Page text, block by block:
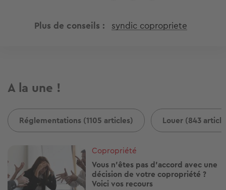
Plus de conseils syndic copropriete
A la une !
Réglementations (1105 articles) Louer (843
Copropriété
Vous n'êtes pas d'accord avec une
décision de votre copropriété ?
Voici vos recours